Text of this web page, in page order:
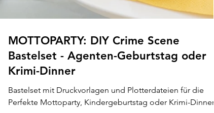
MOTTOPARTY: DIY Crime Scene
Bastelset - Agenten-Geburtstag oder
Krimi-Dinner
Bastelset mit Druckvorlagen und Plotterdateien für die
Perfekte Mottoparty, Kindergeburtstag oder Krimi-Dinner.